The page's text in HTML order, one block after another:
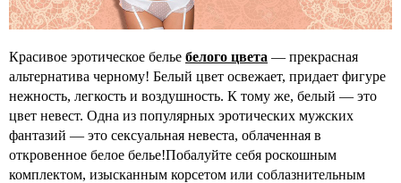
Красивое эротическое белье белого цвета — прекрасная
альтернатива черному! Белый цвет освежает, придает фигуре
нежность, легкость и воздушность. К тому же, белый — это
цвет невест. Одна из популярных эротических мужских
фантазий — это сексуальная невеста, облаченная в
откровенное белое белье!Побалуйте себя роскошным
комплектом, изысканным корсетом или соблазнительным